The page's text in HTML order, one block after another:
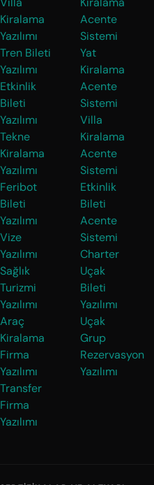
Kiralama
Yazılımı
Tren Bileti
Yazılımı
Etkinlik
Bileti
Yazılımı
Tekne
Kiralama
Yazılımı
Feribot
Bileti
Yazılımı
Vize
Yazılımı
Sağlık
Turizmi
Yazılımı
Araç
Kiralama
Firma
Yazılımı
Transfer
Firma
Yazılımı
Acente
Sistemi
Yat
Kiralama
Acente
Sistemi
Villa
Kiralama
Acente
Sistemi
Etkinlik
Bileti
Acente
Sistemi
Charter
Uçak
Bileti
Yazılımı
Uçak
Grup
Rezervasyon
Yazılımı